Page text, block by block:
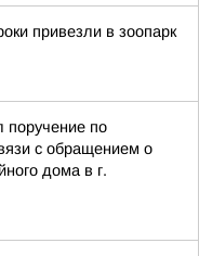
привезли в зоопарк
поручение по
с обращением о
дома в г.